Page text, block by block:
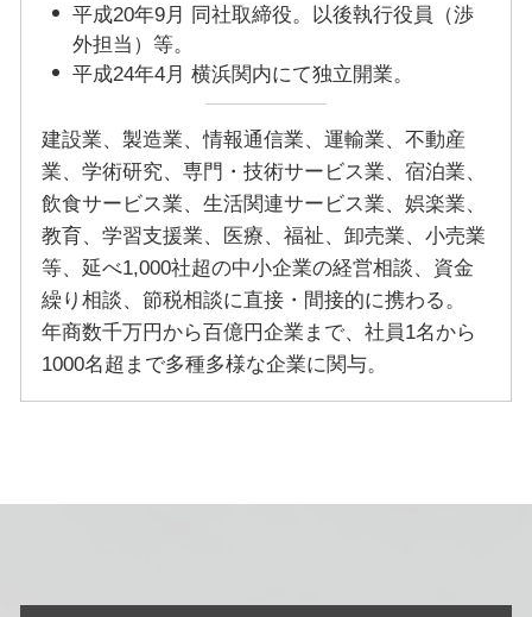
平成20年9月 同社取締役。以後執行役員（渉
外担当）等。
平成24年4月 横浜関内にて独立開業。
建設業、製造業、情報通信業、運輸業、不動産
業、学術研究、専門・技術サービス業、宿泊業、
飲食サービス業、生活関連サービス業、娯楽業、
教育、学習支援業、医療、福祉、卸売業、小売業
等、延べ1,000社超の中小企業の経営相談、資金
繰り相談、節税相談に直接・間接的に携わる。
年商数千万円から百億円企業まで、社員1名から
1000名超まで多種多様な企業に関与。